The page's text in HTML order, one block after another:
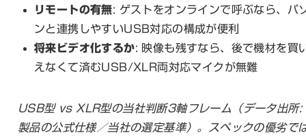
リモートの有無: ゲストをオンラインで呼ぶなら、パ
ンと連携しやすいUSB対応の構成が便利
将来ビデオ化するか: 映像も残すなら、後で機材を買
えなくて済むUSB/XLR両対応マイクが無難
USB型 vs XLR型の当社判断3軸フレーム（データ出所:
製品の公式仕様／当社の選定基準）。スペックの優劣で